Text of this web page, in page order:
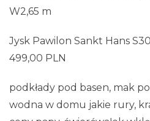
W2,65 m
Jysk Pawilon Sankt Hans
499,00 PLN
podkłady pod basen, mak
wodna w domu jakie rury,